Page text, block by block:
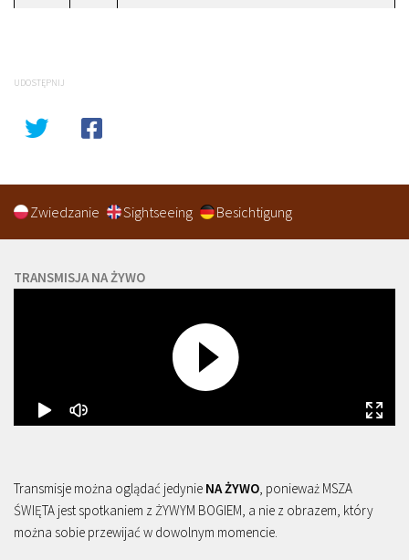
UDOSTĘPNIJ
Zwiedzanie Sightseeing Besichtigung
TRANSMISJA NA ŻYWO
Transmisje można oglądać jedynie NA ŻYWO , ponieważ MSZA
ŚWIĘTA jest spotkaniem z ŻYWYM BOGIEM, a nie z obrazem, który
można sobie przewijać w dowolnym momencie.